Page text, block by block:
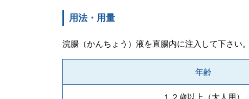
用法・用量
浣腸（かんちょう）液を直腸内に注入して下さい。
年齢
１２歳以上（大人用）